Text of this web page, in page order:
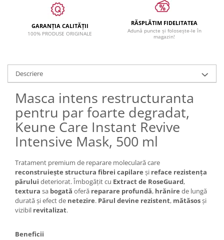
GARANȚIA CALITĂȚII
100% PRODUSE ORIGINALE
RĂSPLĂTIM FIDELITATEA
Adună puncte și folosește-le în
magazin!
Descriere
Masca intens restructuranta
pentru par foarte degradat,
Keune Care Instant Revive
Intensive Mask, 500 ml
Tratament premium de reparare moleculară care
reconstruiește structura fibrei capilare și reface rezistența
părului deteriorat. Îmbogățit cu Extract de RoseGuard,
textura sa bogată oferă reparare profundă, hrănire de lungă
durată și efect de netezire. Părul devine rezistent, mătăsosși
vizibil revitalizat.
Beneficii